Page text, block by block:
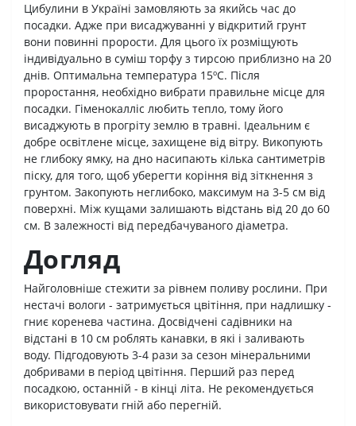
Цибулини в Україні замовляють за якийсь час до
посадки. Адже при висаджуванні у відкритий грунт
вони повинні прорости. Для цього їх розміщують
індивідуально в суміш торфу з тирсою приблизно на 20
днів. Оптимальна температура 15ºС. Після
проростання, необхідно вибрати правильне місце для
посадки. Гіменокалліc любить тепло, тому його
висаджують в прогріту землю в травні. Ідеальним є
добре освітлене місце, захищене від вітру. Викопують
не глибоку ямку, на дно насипають кілька сантиметрів
піску, для того, щоб уберегти коріння від зіткнення з
грунтом. Закопують неглибоко, максимум на 3-5 см від
поверхні. Між кущами залишають відстань від 20 до 60
см. В залежності від передбачуваного діаметра.
Догляд
Найголовніше стежити за рівнем поливу рослини. При
нестачі вологи - затримується цвітіння, при надлишку -
гниє коренева частина. Досвідчені садівники на
відстані в 10 см роблять канавки, в які і заливають
воду. Підгодовують 3-4 рази за сезон мінеральними
добривами в період цвітіння. Перший раз перед
посадкою, останній - в кінці літа. Не рекомендується
використовувати гній або перегній.